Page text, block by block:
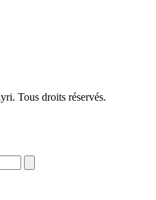
Tous droits réservés.